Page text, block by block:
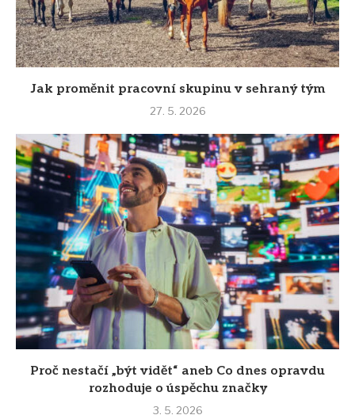
Jak proměnit pracovní skupinu v sehraný tým
27. 5. 2026
Proč nestačí „být vidět“ aneb Co dnes opravdu
rozhoduje o úspěchu značky
3. 5. 2026